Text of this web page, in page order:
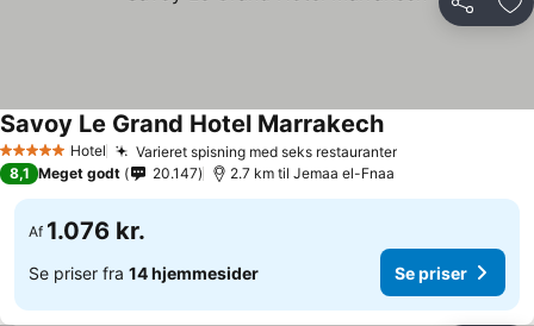
Del
5 Stjerner Hotel Varieret spisning med seks restauranter
Savoy Le Grand Hotel Marrakech
8,1 Meget godt 20.147 2.7 km til Jemaa el-Fnaa
Af 1.076 kr.
Se priser fra 14 hjemmesider Se priser